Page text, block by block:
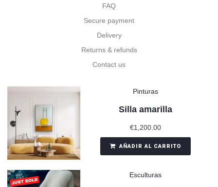
FAQ
Secure payment
Delivery
Returns & refunds
Contact us
Pinturas
Silla amarilla
€1,200.00
AÑADIR AL CARRITO
Esculturas